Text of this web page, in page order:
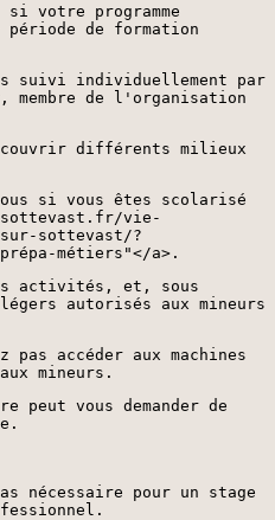
votre programme
période de formation
suivi individuellement par
membre de l'organisation
différents milieux
si vous êtes scolarisé
vie-
sottevast/?
métiers"</a>.
activités, et, sous
autorisés aux mineurs
pas accéder aux machines
mineurs.
peut vous demander de
nécessaire pour un stage